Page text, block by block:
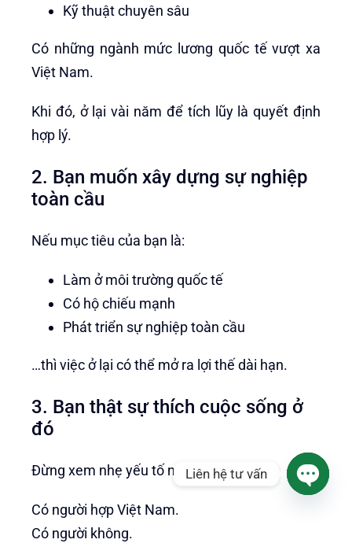
Kỹ thuật chuyên sâu
Có những ngành mức lương quốc tế vượt xa
Việt Nam.
Khi đó, ở lại vài năm để tích lũy là quyết định
hợp lý.
2. Bạn muốn xây dựng sự nghiệp
toàn cầu
Nếu mục tiêu của bạn là:
Làm ở môi trường quốc tế
Có hộ chiếu mạnh
Phát triển sự nghiệp toàn cầu
…thì việc ở lại có thể mở ra lợi thế dài hạn.
3. Bạn thật sự thích cuộc sống ở
đó
Đừng xem nhẹ yếu tố này.
Có người hợp Việt Nam.
Có người không.
Liên hệ tư vấn